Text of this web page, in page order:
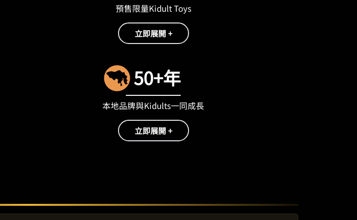
預售限量Kidult Toys
立即展開 +
50+年
本地品牌與Kidults一同成長
立即展開 +